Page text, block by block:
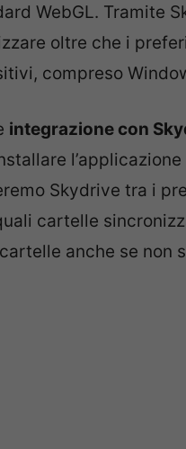
WebGL. Tramite
oltre che i
compreso
integrazione con
Skydrive tra i
cartelle
anche se non